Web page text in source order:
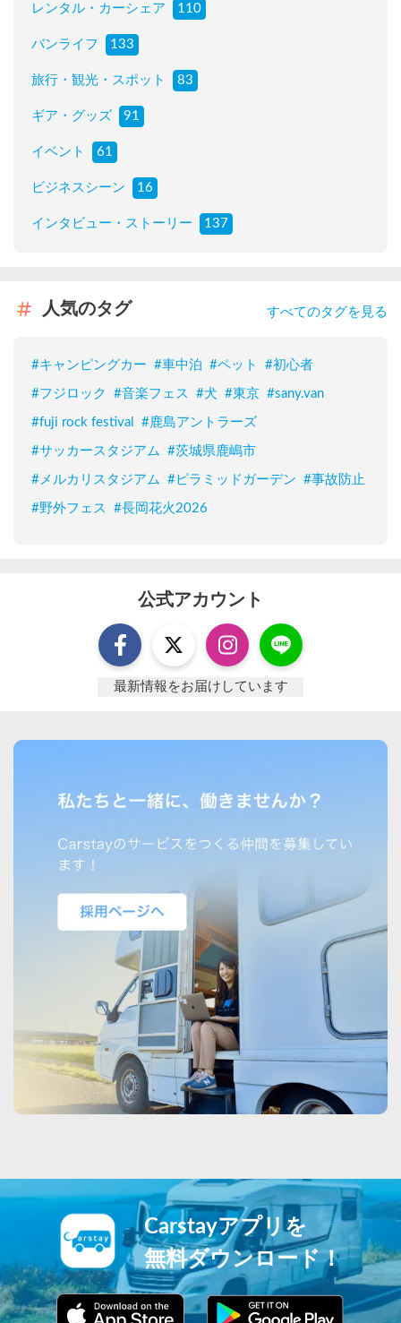
レンタル・カーシェア 110
バンライフ 133
旅行・観光・スポット 83
ギア・グッズ 91
イベント 61
ビジネスシーン 16
インタビュー・ストーリー 137
人気のタグ すべてのタグを見る
#キャンピングカー #車中泊 #ペット #初心者
#フジロック #音楽フェス #犬 #東京 #sany.van
#fuji rock festival #鹿島アントラーズ
#サッカースタジアム #茨城県鹿嶋市
# メルカリスタジアム # ピラミッドガーデン #事故防止
#野外フェス #長岡花火2026
公式アカウント
最新情報をお届けしています
Carstayアプリを
無料ダウンロード！